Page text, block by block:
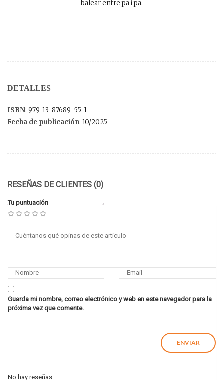
balear entre pa i pa.
DETALLES
ISBN: 979-13-87689-55-1
Fecha de publicación: 10/2025
RESEÑAS DE CLIENTES (0)
Tu puntuación
Guarda mi nombre, correo electrónico y web en este navegador para la
próxima vez que comente.
No hay reseñas.